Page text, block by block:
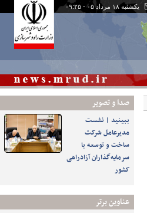
یکشنبه ۱۸ مرداد ۰۵ - ۰۹:۲۵
صدا و تصوير
ببینید | نشست
مدیرعامل شرکت
ساخت و توسعه با
سرمایه‌گذاران آزادراهی
کشور
عناوین برتر